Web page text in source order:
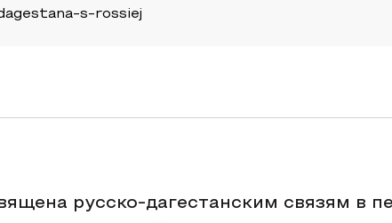
s-rossiej
русско-дагестанским связям в